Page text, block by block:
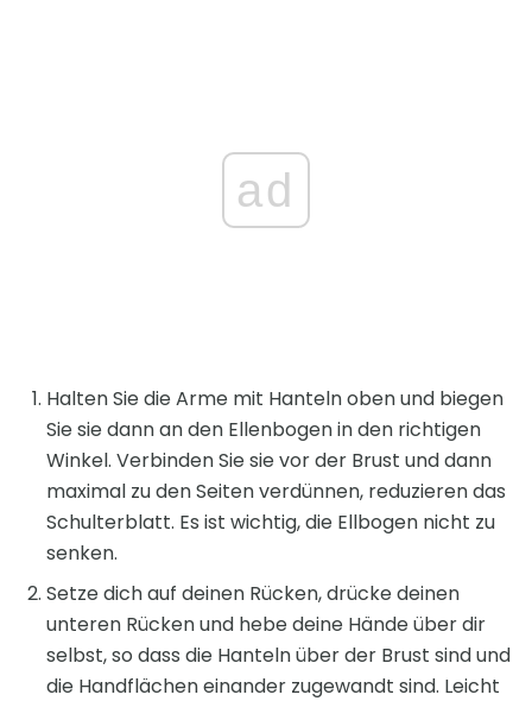
ad
Halten Sie die Arme mit Hanteln oben und biegen
Sie sie dann an den Ellenbogen in den richtigen
Winkel. Verbinden Sie sie vor der Brust und dann
maximal zu den Seiten verdünnen, reduzieren das
Schulterblatt. Es ist wichtig, die Ellbogen nicht zu
senken.
Setze dich auf deinen Rücken, drücke deinen
unteren Rücken und hebe deine Hände über dir
selbst, so dass die Hanteln über der Brust sind und
die Handflächen einander zugewandt sind. Leicht